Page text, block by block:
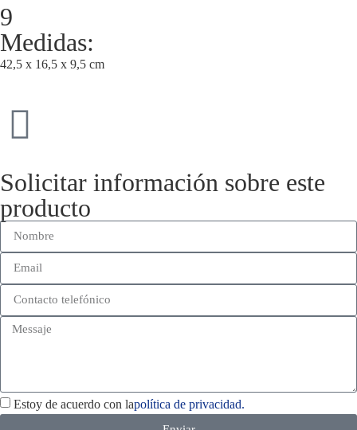
9
Medidas:
42,5 x 16,5 x 9,5 cm
Solicitar información sobre este
producto
Estoy de acuerdo con lapolítica de privacidad.